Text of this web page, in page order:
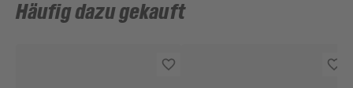
Häufig dazu gekauft